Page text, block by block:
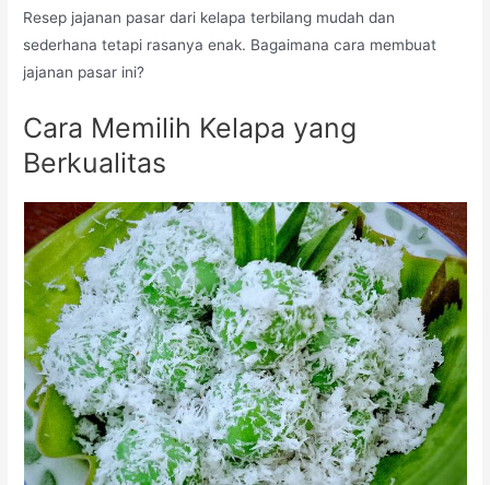
Resep jajanan pasar dari kelapa terbilang mudah dan
sederhana tetapi rasanya enak. Bagaimana cara membuat
jajanan pasar ini?
Cara Memilih Kelapa yang
Berkualitas